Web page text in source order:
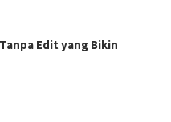
Edit yang Bikin